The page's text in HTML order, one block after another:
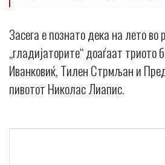
Засега е познато дека на лето во
„гладијаторите“ доаѓаат триото
Иванковиќ, Тилен Стрмљан и
пивотот Николас Лиапис.